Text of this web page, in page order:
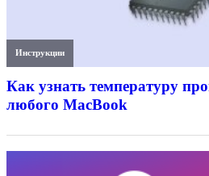
Инструкции
Как узнать температуру
любого MacBook